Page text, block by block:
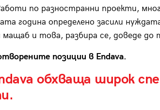
по разностранни проекти,
година определено засили
мащаб и това, разбира се, доведе до
позиции в Endava.
обхваща широк